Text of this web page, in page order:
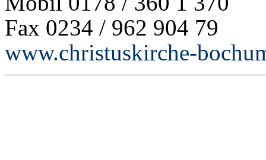
Fax 0234 / 962 904 79
www.christuskirche-